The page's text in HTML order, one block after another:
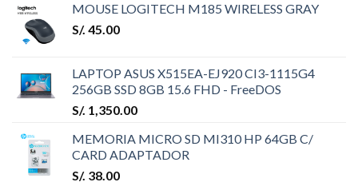
MOUSE LOGITECH M185 WIRELESS GRAY
S/. 45.00
LAPTOP ASUS X515EA-EJ920 CI3-1115G4
256GB SSD 8GB 15.6 FHD - FreeDOS
S/. 1,350.00
MEMORIA MICRO SD MI310 HP 64GB C/
CARD ADAPTADOR
S/. 38.00